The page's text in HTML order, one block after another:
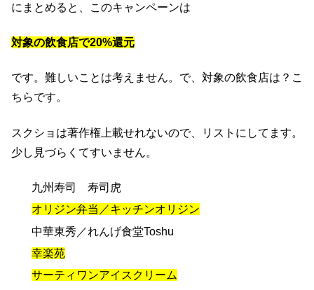
にまとめると、このキャンペーンは
対象の飲食店で20%還元
です。難しいことは考えません。で、対象の飲食店は？こ
ちらです。
スクショは著作権上載せれないので、リストにしてます。
少し見づらくてすいません。
九州寿司 寿司虎
オリジン弁当／キッチンオリジン
中華東秀／れんげ食堂Toshu
幸楽苑
サーティワンアイスクリーム